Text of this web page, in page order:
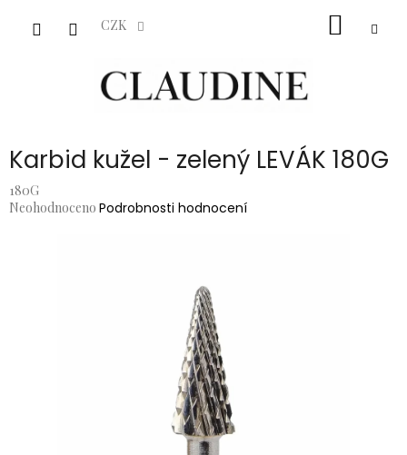
CZK
Karbid kužel - zelený LEVÁK 180G
180G
Průměrné
Neohodnoceno Podrobnosti hodnocení